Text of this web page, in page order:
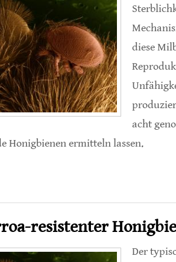
diese
acht
Honigbienen ermitteln lassen.
resistenter
Der